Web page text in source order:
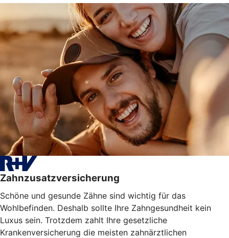
Zahnzusatzversicherung
Schöne und gesunde Zähne sind wichtig für das
Wohlbefinden. Deshalb sollte Ihre Zahngesundheit kein
Luxus sein. Trotzdem zahlt Ihre gesetzliche
Krankenversicherung die meisten zahnärztlichen